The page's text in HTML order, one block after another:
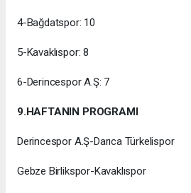
4-Bağdatspor: 10
5-Kavaklıspor: 8
6-Derincespor A.Ş: 7
9.HAFTANIN PROGRAMI
Derincespor A.Ş-Darıca Türkelispor
Gebze Birlikspor-Kavaklıspor